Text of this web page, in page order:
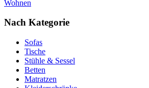
Wohnen
Nach Kategorie
Sofas
Tische
Stühle & Sessel
Betten
Matratzen